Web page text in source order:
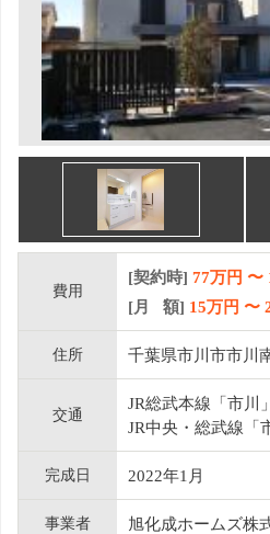
費用
[契約時] 77万円 〜
[月 額] 15万円 〜
住所 千葉県市川市市川
交通
JR総武本線「市川
JR中央・総武線「
完成日 2022年1月
事業者 旭化成ホームズ株